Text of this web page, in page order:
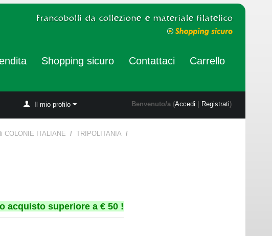
Shopping sicuro Contattaci Carrello
Il mio profilo Benvenuto/a (Accedi Registrati)
COLONIE ITALIANE / TRIPOLITANIA /
acquisto superiore a € 50 !